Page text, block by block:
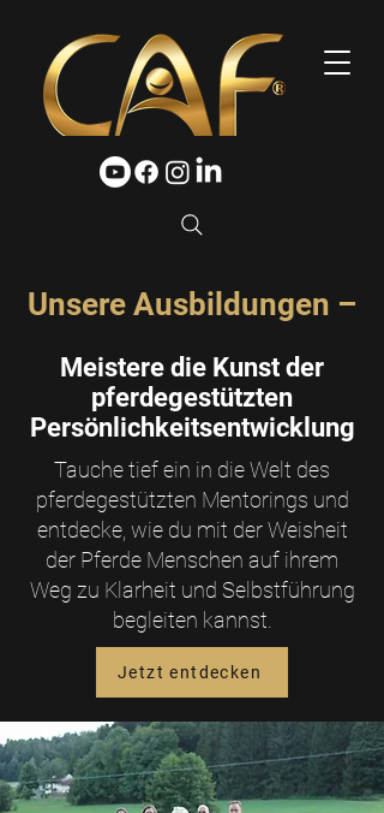
Unsere Ausbildungen –
Meistere die Kunst der
pferdegestützten
Persönlichkeitsentwicklung
Tauche tief ein in die Welt des
pferdegestützten Mentorings und
entdecke, wie du mit der Weisheit
der Pferde Menschen auf ihrem
Weg zu Klarheit und Selbstführung
begleiten kannst.
Jetzt entdecken